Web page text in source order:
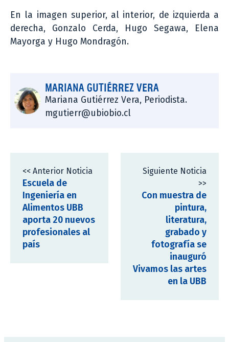
En la imagen superior, al interior, de izquierda a
derecha, Gonzalo Cerda, Hugo Segawa, Elena
Mayorga y Hugo Mondragón.
MARIANA GUTIÉRREZ VERA
Mariana Gutiérrez Vera, Periodista.
mgutierr@ubiobio.cl
<< Anterior Noticia
Escuela de
Ingeniería en
Alimentos UBB
aporta 20 nuevos
profesionales al
país
Siguiente Noticia
>>
Con muestra de
pintura,
literatura,
grabado y
fotografía se
inauguró
Vivamos las artes
en la UBB